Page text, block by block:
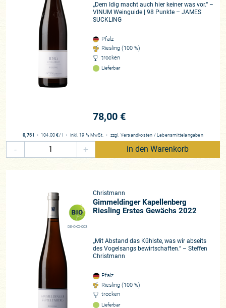
„Dem Idig macht auch hier keiner was vor.“ –
VINUM Weinguide | 98 Punkte – JAMES
SUCKLING
Pfalz
Riesling (100 %)
trocken
Lieferbar
78,00 €
0,75 l ・ 104,00 € / l ・ inkl. 19 % MwSt. ・ zzgl. Versandkosten / Lebensmittelangaben
- + in den Warenkorb
DE-ÖKO-003
Christmann
Gimmeldinger Kapellenberg
Riesling Erstes Gewächs 2022
„Mit Abstand das Kühlste, was wir abseits
des Vogelsangs bewirtschaften.“ – Steffen
Christmann
Pfalz
Riesling (100 %)
trocken
Lieferbar